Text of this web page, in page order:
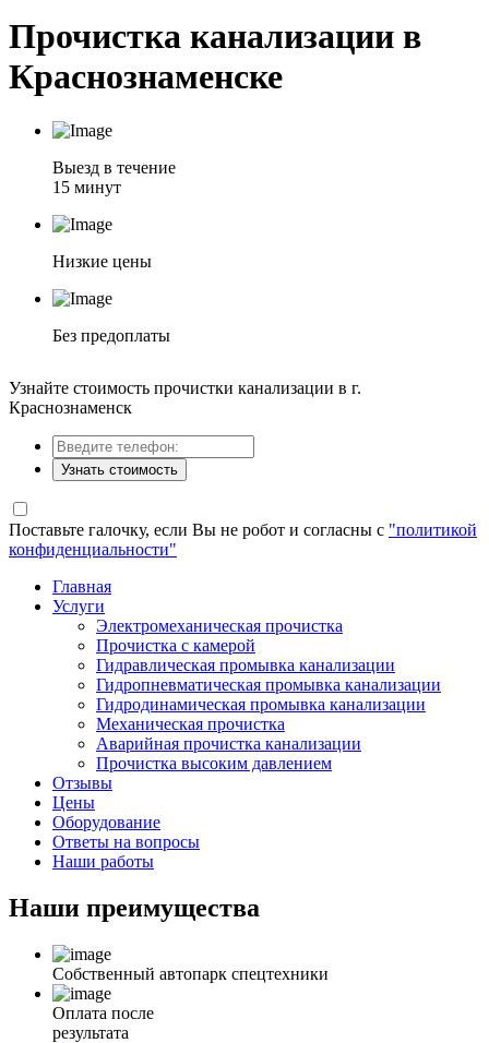
Прочистка канализации в
Краснознаменске
Выезд в течение
15 минут
Низкие цены
Без предоплаты
Узнайте стоимость прочистки канализации в г.
Краснознаменск
Узнать стоимость
Поставьте галочку, если Вы не робот и согласны с "политикой
конфиденциальности"
Главная
Услуги
Электромеханическая прочистка
Прочистка с камерой
Гидравлическая промывка канализации
Гидропневматическая промывка канализации
Гидродинамическая промывка канализации
Механическая прочистка
Аварийная прочистка канализации
Прочистка высоким давлением
Отзывы
Цены
Оборудование
Ответы на вопросы
Наши работы
Наши преимущества
Собственный автопарк спецтехники
Оплата после
результата